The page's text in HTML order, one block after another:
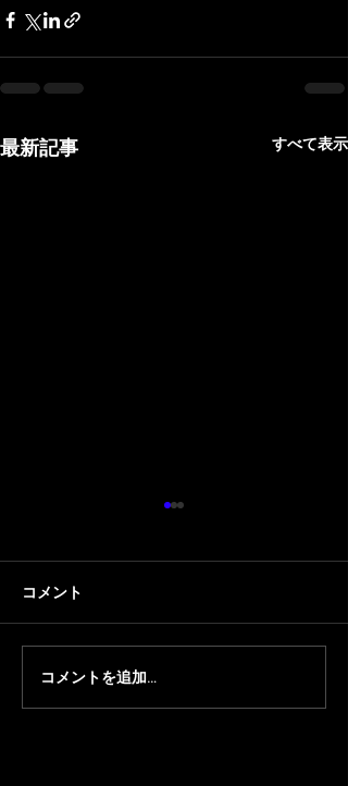
最新記事 すべて表示
【ちくのぼ】『ほやっほ
ー祭2026』にちくのぼが
コメント
コメントを追加…